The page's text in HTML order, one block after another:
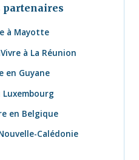
partenaires
à Mayotte
Vivre à La Réunion
en Guyane
Luxembourg
en Belgique
Calédonie